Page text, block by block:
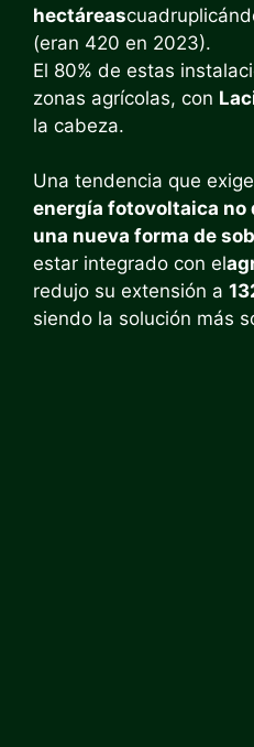
hectáreas
(eran 420 en 2023).
El 80% de estas
zonas agrícolas, con
la cabeza.
Una tendencia que
energía fotovoltaica no
una nueva forma de
estar integrado con el
redujo su extensión a
siendo la solución más